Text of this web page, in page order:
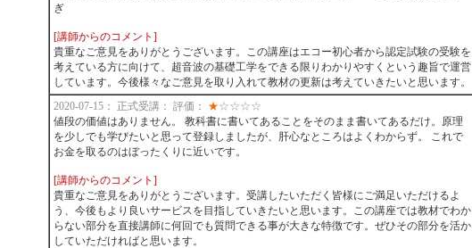
ぎ
[講師からのコメント]
貴重なご意見をありがとうございます。この講座はエコー初心者から認定試験の受験を
考えている方に向けて、超音波の基礎工学をできる限りわかりやすくという趣旨で運営
しています。今後様々なご意見を取り入れて教材の更新は考えていきたいと思います。
2020-07-15： 正式受講： 評価： ★☆☆☆☆
値段の価値はありません。 教科書に書いてあることをそのまま書いてあるだけ。原理
を少しでも学びたいと思って登録しましたが、肝心なところはよくわからず。 これで
お金を取るのはぼったくりに近いです。
[講師からのコメント]
貴重なご意見をありがとうございます。受講したいただく皆様にご満足いただけるよ
う、今後もより良いサービスを目指していきたいと思います。この講座では教材でわか
らない部分を直接講師に何回でも質問できる事が大きな特徴です。ぜひその部分を活か
していただければと思います。